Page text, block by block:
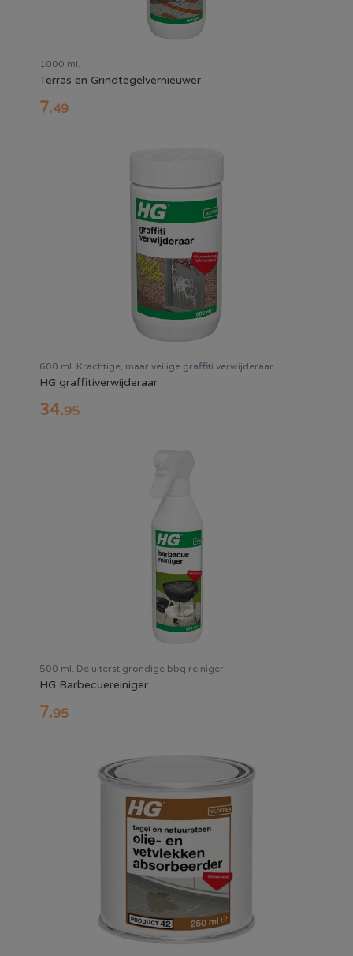
1000 ml.
Terras en Grindtegelvernieuwer
7.49
600 ml. Krachtige, maar veilige graffiti verwijderaar
HG graffitiverwijderaar
34.95
500 ml. Dé uiterst grondige bbq reiniger
HG Barbecuereiniger
7.95